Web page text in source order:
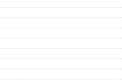
комплексы
центры
Toyota 32-8FG30?